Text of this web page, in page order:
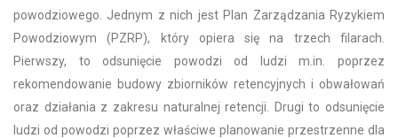
powodziowego. Jednym z nich jest Plan Zarządzania Ryzykiem
Powodziowym (PZRP), który opiera się na trzech filarach.
Pierwszy, to odsunięcie powodzi od ludzi m.in. poprzez
rekomendowanie budowy zbiorników retencyjnych i obwałowań
oraz działania z zakresu naturalnej retencji. Drugi to odsunięcie
ludzi od powodzi poprzez właściwe planowanie przestrzenne dla